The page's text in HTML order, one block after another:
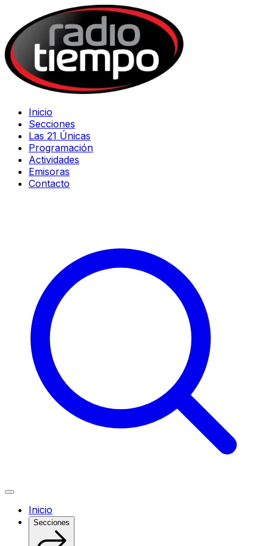
Inicio
Secciones
Las 21 Únicas
Programación
Actividades
Emisoras
Contacto
Inicio
Secciones